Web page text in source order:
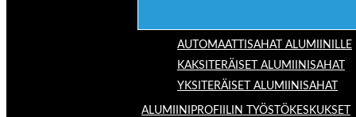
AUTOMAATTISAHAT ALUMIINILLE
KAKSITERÄISET ALUMIINISAHAT
YKSITERÄISET ALUMIINISAHAT
ALUMIINIPROFIILIN TYÖSTÖKESKUKSET